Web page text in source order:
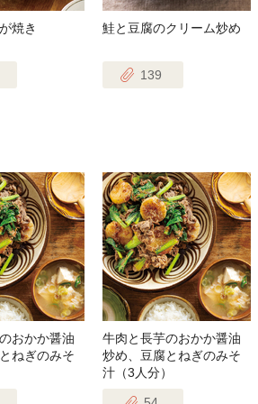
焼き 鮭と豆腐のクリーム炒め
139
おかか醤油
ねぎのみそ
牛肉と長芋のおかか醤油
炒め、豆腐とねぎのみそ
汁（3人分）
54